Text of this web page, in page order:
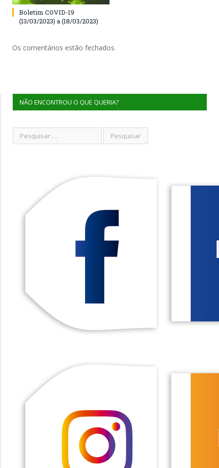
Boletim COVID-19
(13/03/2023) a (18/03/2023)
Os comentários estão fechados.
NÃO ENCONTROU O QUE QUERIA?